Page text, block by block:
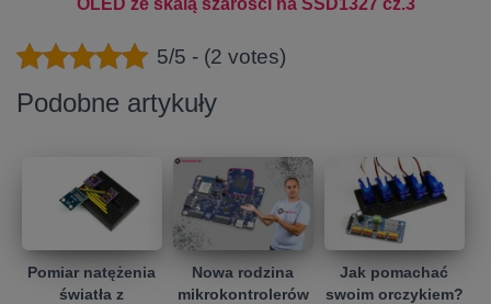
5/5 - (2 votes)
Podobne artykuły
Pomiar natężenia
światła z
Nowa rodzina
mikrokontrolerów
Jak pomachać
swoim orczykiem?